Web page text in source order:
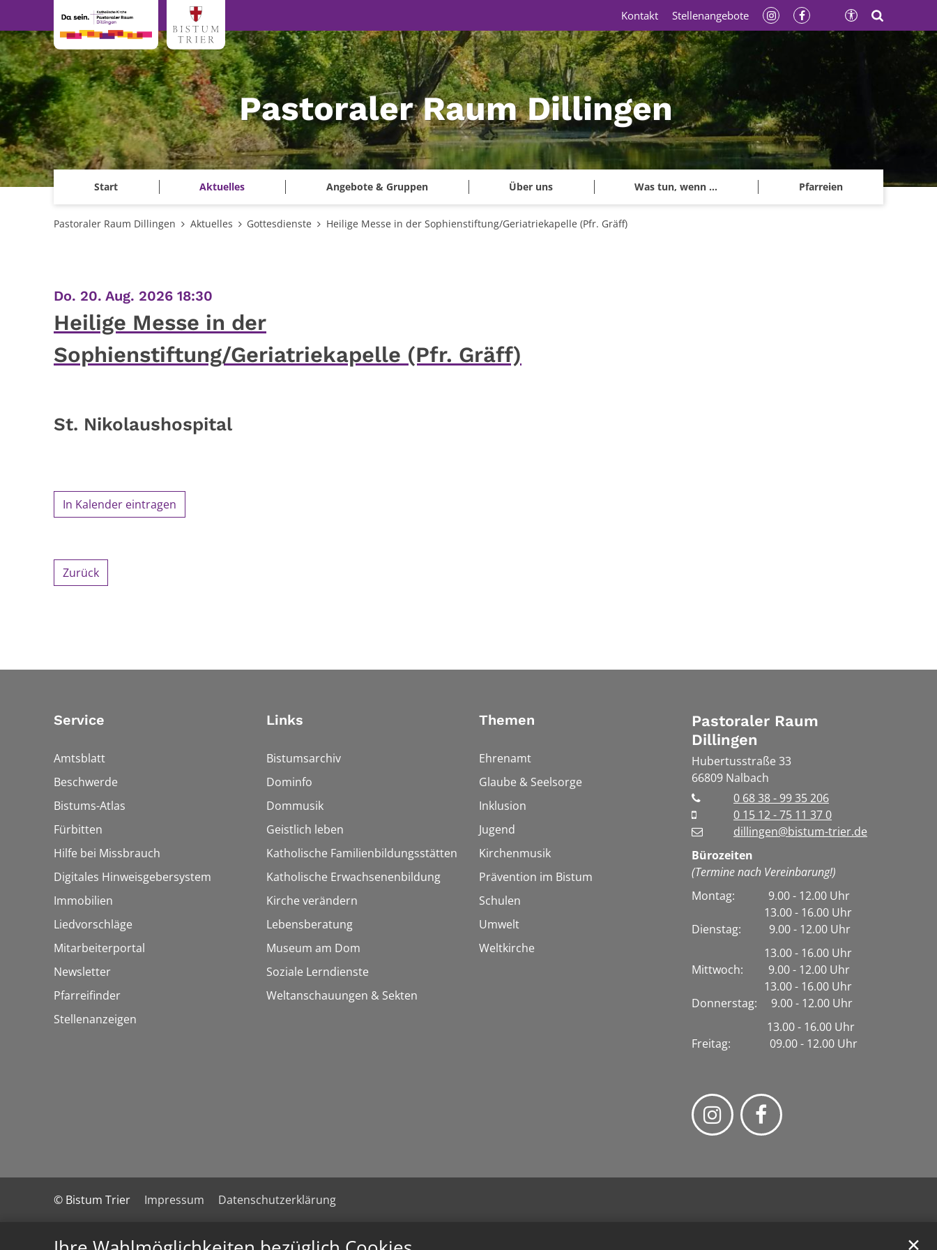
✕
Zum Inhalt springen
Pastoraler Raum Dillingen
Start Aktuelles Angebote & Gruppen Über uns Was tun, wenn ... Pfarreien
Kontakt Stellenangebote
Pastoraler Raum Dillingen Aktuelles Gottesdienste Heilige Messe in der Sophienstiftung/Geriatriekapelle (Pfr. Gräff)
Do. 20. Aug. 2026 18:30
Heilige Messe in der
Sophienstiftung/Geriatriekapelle (Pfr. Gräff)
St. Nikolaushospital
In Kalender eintragen
Zurück
Service
Amtsblatt
Beschwerde
Bistums-Atlas
Fürbitten
Hilfe bei Missbrauch
Digitales Hinweisgebersystem
Immobilien
Liedvorschläge
Mitarbeiterportal
Newsletter
Pfarreifinder
Stellenanzeigen
Links
Bistumsarchiv
Dominfo
Dommusik
Geistlich leben
Katholische Familienbildungsstätten
Katholische Erwachsenenbildung
Kirche verändern
Lebensberatung
Museum am Dom
Soziale Lerndienste
Weltanschauungen & Sekten
Themen
Ehrenamt
Glaube & Seelsorge
Inklusion
Jugend
Kirchenmusik
Prävention im Bistum
Schulen
Umwelt
Weltkirche
Pastoraler Raum
Dillingen
Hubertusstraße 33
66809 Nalbach
0 68 38 - 99 35 206
0 15 12 - 75 11 37 0
dillingen@bistum-trier.de
Bürozeiten
(Termine nach Vereinbarung!)
Montag: 9.00 - 12.00 Uhr
13.00 - 16.00 Uhr
Dienstag:
9.00 - 12.00 Uhr
13.00 - 16.00 Uhr
Mittwoch: 9.00 - 12.00 Uhr
13.00 - 16.00 Uhr
Donnerstag: 9.00 - 12.00 Uhr
13.00 - 16.00 Uhr
Freitag: 09.00 - 12.00 Uhr
© Bistum Trier Impressum Datenschutzerklärung